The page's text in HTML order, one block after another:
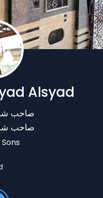
Alsyad
صاحب
صاحب